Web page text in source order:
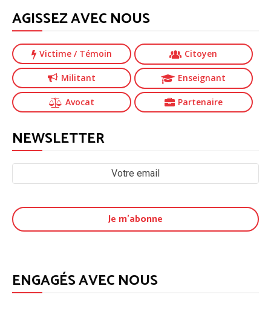
AGISSEZ AVEC NOUS
Victime / Témoin Citoyen
Militant Enseignant
Avocat Partenaire
NEWSLETTER
ENGAGÉS AVEC NOUS